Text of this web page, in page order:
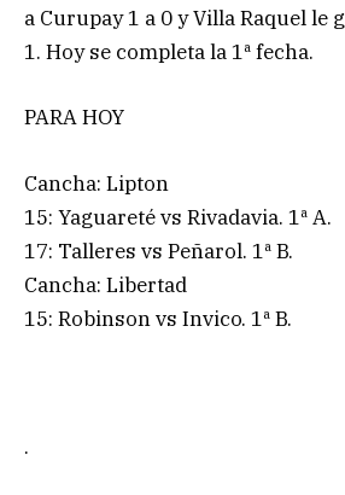
a Curupay 1 a 0 y Villa Raquel le
1. Hoy se completa la 1ª fecha.
PARA HOY
Cancha: Lipton
15: Yaguareté vs Rivadavia. 1ª A.
17: Talleres vs Peñarol. 1ª B.
Cancha: Libertad
15: Robinson vs Invico. 1ª B.
.